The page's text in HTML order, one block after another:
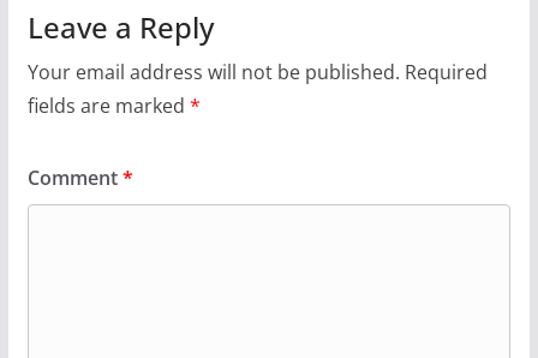
Leave a Reply
Your email address will not be published. Required
fields are marked *
Comment*